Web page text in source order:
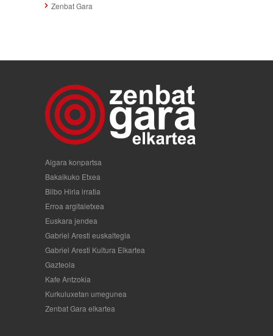
Zenbat Gara
Algara konpartsa
Bakaikuko Etxea
Bilbo Hiria irratia
Erroa argitaletxea
Euskara jendea
Gabriel Aresti euskaltegia
Gabriel Aresti Kultura Elkartea
Gazteola
Kafe Antzokia
Kurkuluxetan umegunea
Zenbat Gara elkartea